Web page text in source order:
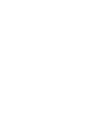
分になれます。 美味しいお茶を